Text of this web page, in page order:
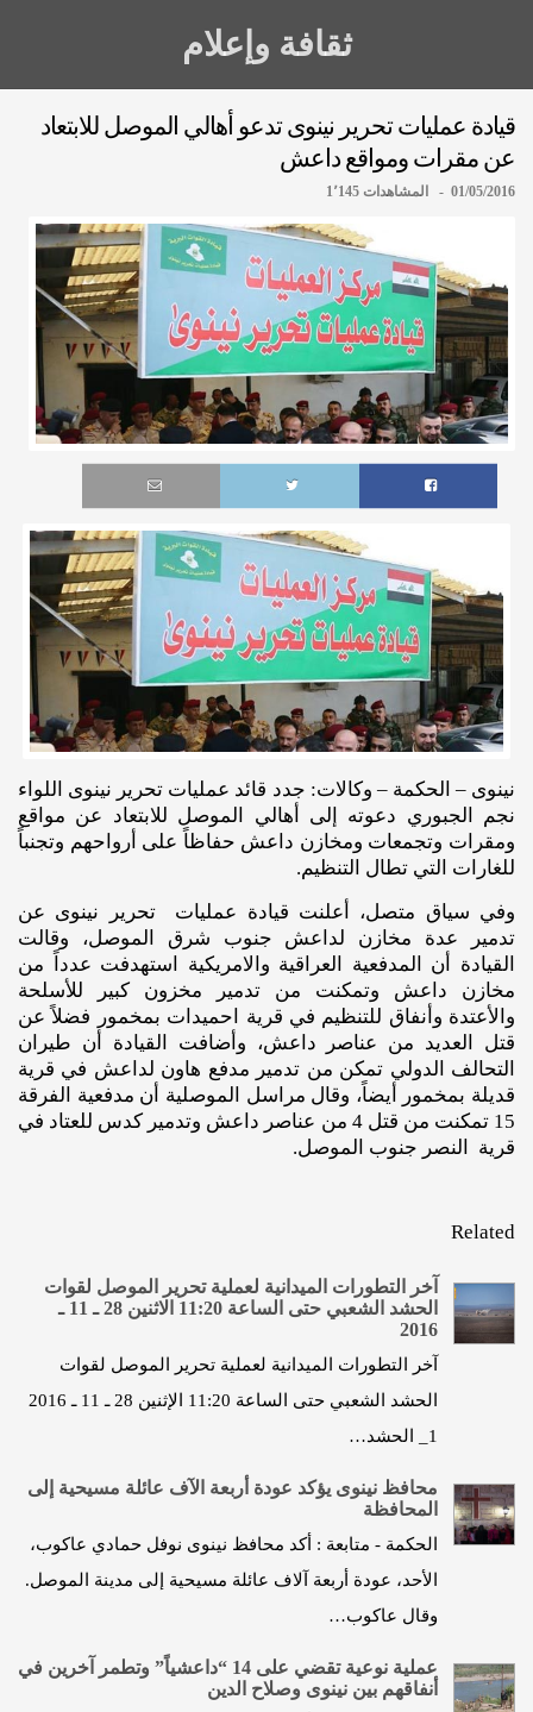
ثقافة وإعلام
قيادة عمليات تحرير ‏نينوى تدعو أهالي ‏الموصل للابتعاد
عن مقرات ومواقع ‏داعش
01/05/2016 - المشاهدات 1٬145
نينوى – الحكمة – وكالات: جدد قائد عمليات تحرير نينوى اللواء
نجم الجبوري دعوته إلى أهالي الموصل للابتعاد عن مواقع
ومقرات وتجمعات ومخازن داعش حفاظاً على أرواحهم وتجنباً
للغارات التي تطال التنظيم.
وفي سياق متصل، أعلنت قيادة عمليات ‏تحرير نينوى عن
تدمير عدة مخازن لداعش جنوب شرق الموصل، وقالت
القيادة أن المدفعية العراقية والامريكية استهدفت عدداً من
مخازن داعش وتمكنت من تدمير مخزون كبير للأسلحة
والأعتدة وأنفاق للتنظيم في قرية ‏احميدات بمخمور فضلاً عن
قتل العديد من عناصر داعش، وأضافت القيادة أن طيران
‏التحالف الدولي تمكن من تدمير مدفع ‏هاون لداعش في قرية
‏قديلة بمخمور أيضاً، وقال مراسل ‏الموصلية أن مدفعية الفرقة
15 تمكنت من قتل 4 من عناصر داعش وتدمير كدس للعتاد في
قرية ‏النصر جنوب الموصل.
Related
آخر التطورات الميدانية لعملية تحرير الموصل لقوات
الحشد الشعبي حتى الساعة 11:20 الاثنين 28 ـ 11 ـ
2016
آخر التطورات الميدانية لعملية تحرير الموصل لقوات
الحشد الشعبي حتى الساعة 11:20 الإثنين 28 ـ 11 ـ 2016
1_ الحشد…
محافظ نينوى يؤكد عودة أربعة الآف عائلة مسيحية إلى
المحافظة
الحكمة - متابعة : أكد محافظ نينوى نوفل حمادي عاكوب،
الأحد، عودة أربعة آلاف عائلة مسيحية إلى مدينة الموصل.
وقال عاكوب…
عملية نوعية تقضي على 14 “داعشياً” وتطمر آخرين في
أنفاقهم بين نينوى وصلاح الدين